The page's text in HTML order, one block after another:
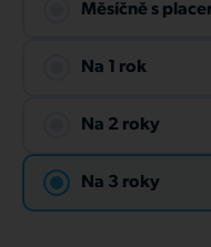
Měsíčně s
Na 1 rok
Na 2 roky
Na 3 roky